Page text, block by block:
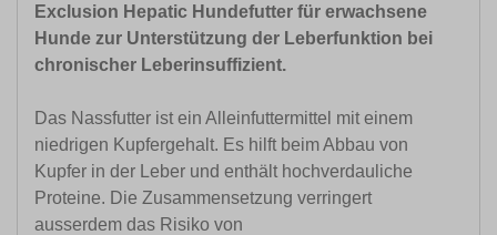
Exclusion Hepatic Hundefutter für erwachsene
Hunde zur Unterstützung der Leberfunktion bei
chronischer Leberinsuffizient.
Das Nassfutter ist ein Alleinfuttermittel mit einem
niedrigen Kupfergehalt. Es hilft beim Abbau von
Kupfer in der Leber und enthält hochverdauliche
Proteine. Die Zusammensetzung verringert
ausserdem das Risiko von